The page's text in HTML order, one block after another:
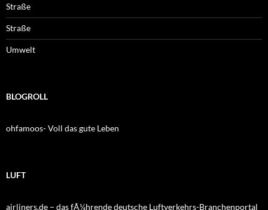
Straße
Straße
Umwelt
BLOGROLL
ohfamoos- Voll das gute Leben
LUFT
airliners.de – das fÃ¼hrende deutsche Luftverkehrs-Branchenportal